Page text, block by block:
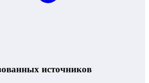
источников